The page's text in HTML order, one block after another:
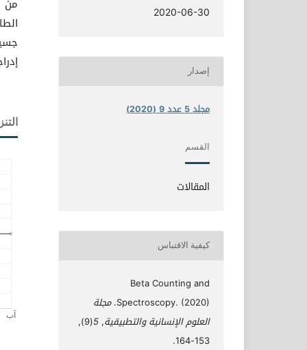
من
2020-06-30
إصدار
مجلد 5 عدد 9 (2020)
القسم
المقالات
كيفية الاقتباس
Beta Counting and
Spectroscopy. (2020). مجلة
العلوم الإنسانية والتطبيقية,
5
(9),
153-164.